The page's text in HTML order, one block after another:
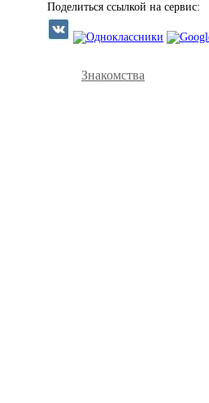
Поделиться ссылкой на сервис:
Знакомства